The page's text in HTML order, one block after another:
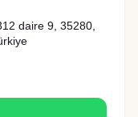
daire 9, 35280,